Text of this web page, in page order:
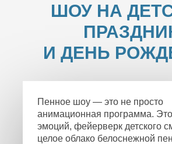
ШОУ НА
И ДЕНЬ
Пенное шоу — это не просто
анимационная программа.
эмоций, фейерверк детского
целое облако белоснежной